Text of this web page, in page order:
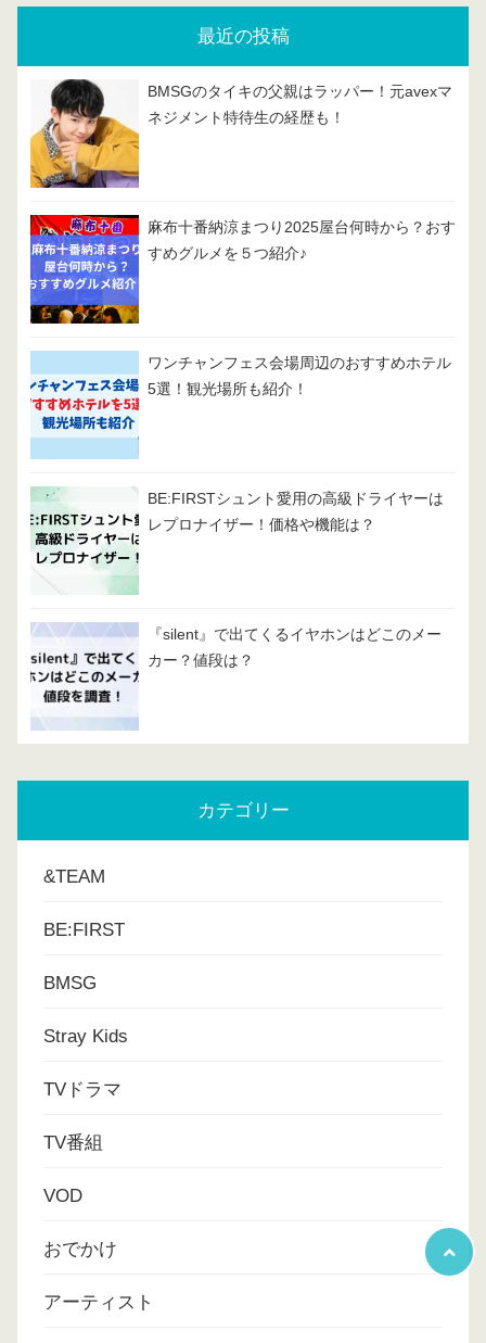
最近の投稿
BMSGのタイキの父親はラッパー！元avexマ
ネジメント特待生の経歴も！
麻布十番納涼まつり2025屋台何時から？おす
すめグルメを５つ紹介♪
ワンチャンフェス会場周辺のおすすめホテル
5選！観光場所も紹介！
BE:FIRSTシュント愛用の高級ドライヤーは
レプロナイザー！価格や機能は？
『silent』で出てくるイヤホンはどこのメー
カー？値段は？
カテゴリー
&TEAM
BE:FIRST
BMSG
Stray Kids
TVドラマ
TV番組
VOD
おでかけ
アーティスト